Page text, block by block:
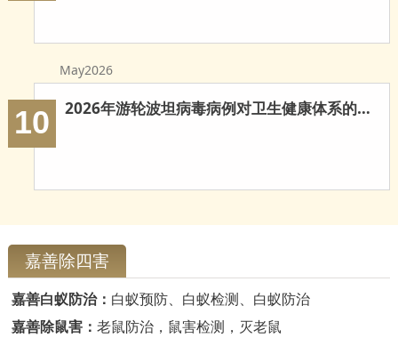
May2026
10 2026年游轮波坦病毒病例对卫生健康体系的多重启示
嘉善除四害
嘉善白蚁防治： 白蚁预防、白蚁检测、白蚁防治
嘉善除鼠害： 老鼠防治，鼠害检测，灭老鼠